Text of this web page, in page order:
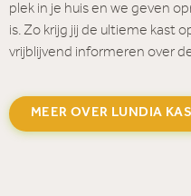
plek in je huis en we geven
is. Zo krijg jij de ultieme kast
vrijblijvend informeren over
MEER OVER LUNDIA